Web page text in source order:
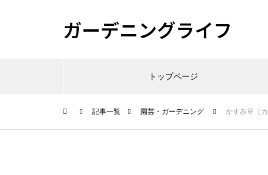
ガーデニングライフ
トップページ
記事一覧 園芸・ガーデニング かすみ草（